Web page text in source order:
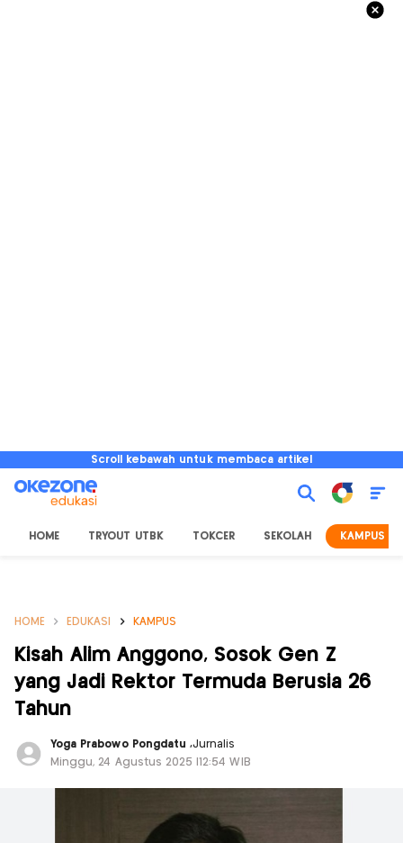
Scroll kebawah untuk membaca artikel
HOME TRYOUT UTBK TOKCER SEKOLAH KAMPUS
HOME EDUKASI KAMPUS
Kisah Alim Anggono, Sosok Gen Z
yang Jadi Rektor Termuda Berusia 26
Tahun
Yoga Prabowo Pongdatu,Jurnalis
Minggu, 24 Agustus 2025 |12:54 WIB